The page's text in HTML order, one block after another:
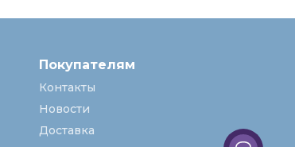
Покупателям
Контакты
Новости
Доставка